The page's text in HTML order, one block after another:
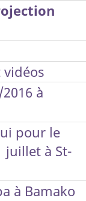
à
pour le
juillet à St-
à Bamako